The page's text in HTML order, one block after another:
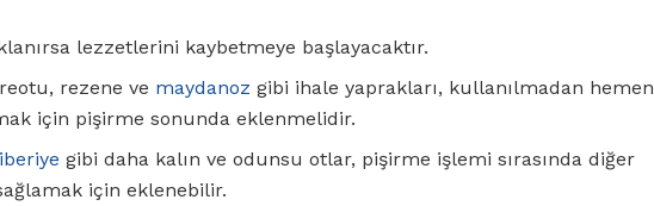
lezzetlerini kaybetmeye başlayacaktır.
rezene ve maydanoz gibi ihale yaprakları, kullanılmadan hemen
için pişirme sonunda eklenmelidir.
gibi daha kalın ve odunsu otlar, pişirme işlemi sırasında diğer
için eklenebilir.